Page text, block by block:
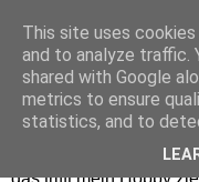
Willkommen in
This site uses
and to analyze traffic.
shared with Google
metrics to ensure
statistics, and to